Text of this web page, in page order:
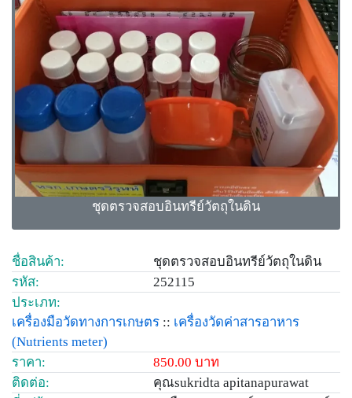
ชุดตรวจสอบอินทรีย์วัตถุในดิน
ชื่อสินค้า:
ชุดตรวจสอบอินทรีย์วัตถุในดิน
รหัส:
252115
ประเภท:
เครื่องมือวัดทางการเกษตร :: เครื่องวัดค่าสารอาหาร
(Nutrients meter)
ราคา:
850.00 บาท
ติดต่อ:
คุณsukridta apitanapurawat